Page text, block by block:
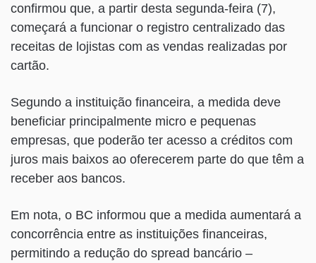
confirmou que, a partir desta segunda-feira (7),
começará a funcionar o registro centralizado das
receitas de lojistas com as vendas realizadas por
cartão.
Segundo a instituição financeira, a medida deve
beneficiar principalmente micro e pequenas
empresas, que poderão ter acesso a créditos com
juros mais baixos ao oferecerem parte do que têm a
receber aos bancos.
Em nota, o BC informou que a medida aumentará a
concorrência entre as instituições financeiras,
permitindo a redução do spread bancário –